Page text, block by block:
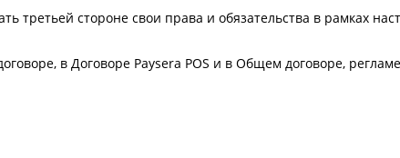
третьей стороне свои права и обязательства в рамках
в Договоре Paysera POS и в Общем договоре,